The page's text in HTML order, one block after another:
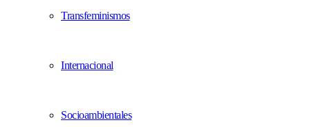
Transfeminismos
Internacional
Socioambientales